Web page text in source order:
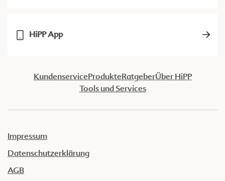
HiPP App
KundenserviceProdukteRatgeberÜber HiPP
Tools und Services
Impressum
Datenschutzerklärung
AGB